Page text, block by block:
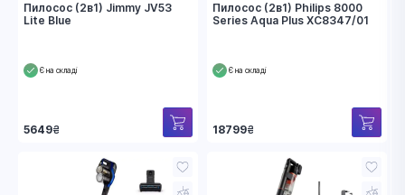
Пилосос (2в1) Jimmy JV53
Lite Blue
Є на складі
5649₴
Пилосос (2в1) Philips 8000
Series Aqua Plus XC8347/01
Є на складі
18799₴